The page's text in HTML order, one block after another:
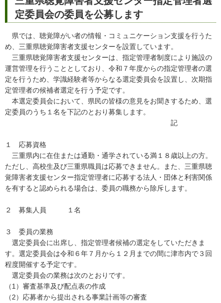
定委員会の委員を公募します
県では、聴覚障がい者の情報・コミュニケーション支援を行うた
め、三重県聴覚障害者支援センターを設置しています。
三重県聴覚障害者支援センターは、指定管理者制度により施設の
運営管理を行うこととしており、令和７年度からの指定管理者の選
定を行うため、学識経験者等からなる選定委員会を設置し、次期指
定管理者の候補者選定を行う予定です。
本選定委員会において、県民の皆様の意見をお聞きするため、選
定委員のうち１名を下記のとおり募集します。
記
１ 応募資格
三重県内に在住または通勤・通学されている満１８歳以上の方。
ただし、高校生及び三重県職員は応募できません。また、三重県聴
覚障害者支援センター指定管理者に応募する法人・団体と利害関係
を有すると認められる場合は、委員の職務から除斥します。
２ 募集人員 １名
３ 委員の業務
選定委員会に出席し、指定管理者候補の選定をしていただきま
す。選定委員会は令和６年７月から１２月までの間に津市内で３回
程度開催する予定です。
選定委員会の業務は次のとおりです。
（1）審査基準及び配点表の作成
（2）応募者から提出される事業計画等の審査